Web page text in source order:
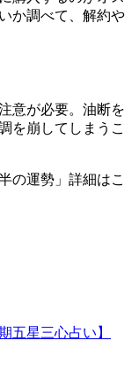
か調べて、解約や
意が必要。油断を
を崩してしまうこ
の運勢」詳細はこ
五星三心占い】